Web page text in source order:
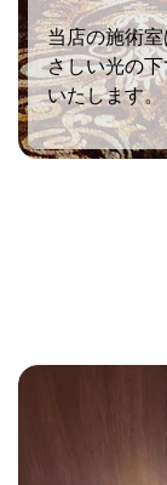
当店の施術
さしい光の
いたします。